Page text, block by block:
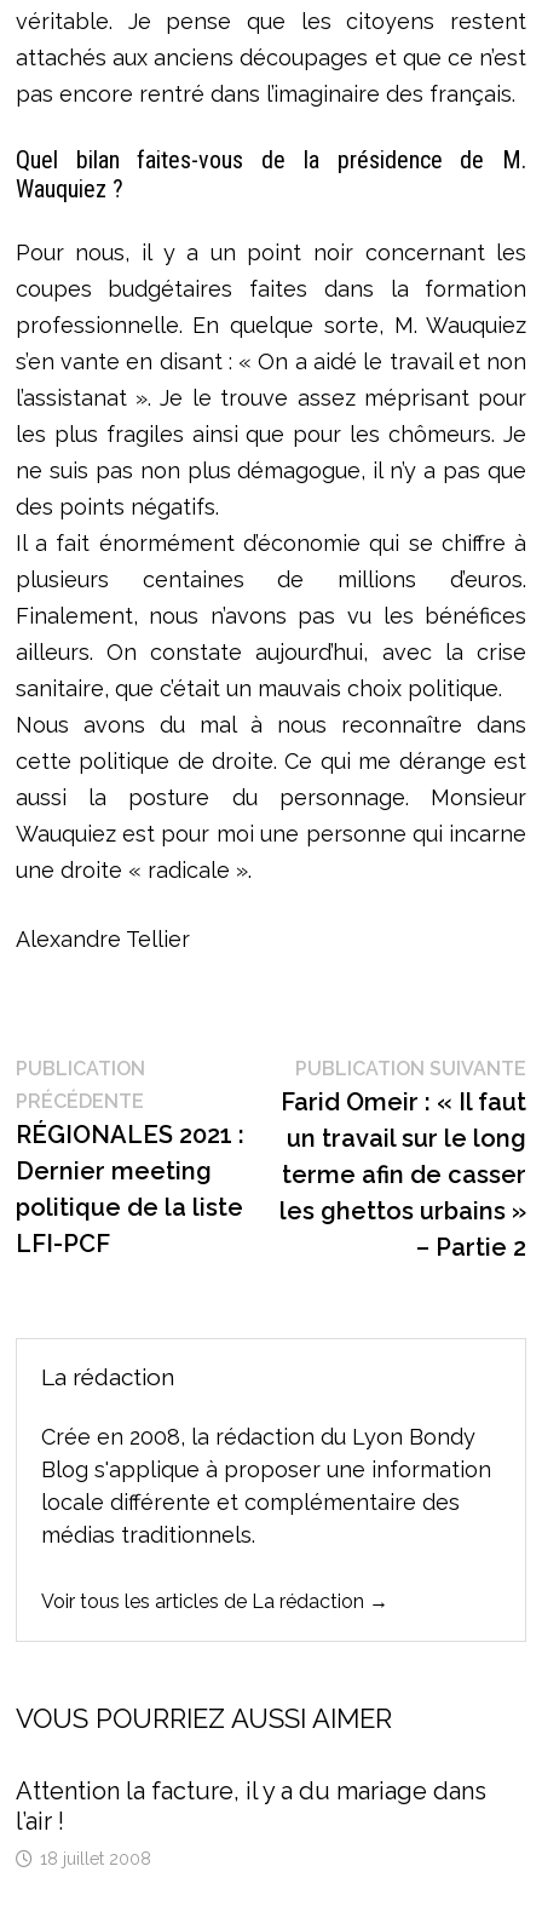
véritable. Je pense que les citoyens restent
attachés aux anciens découpages et que ce n’est
pas encore rentré dans l’imaginaire des français.
Quel bilan faites-vous de la présidence de M.
Wauquiez ?
Pour nous, il y a un point noir concernant les
coupes budgétaires faites dans la formation
professionnelle. En quelque sorte, M. Wauquiez
s’en vante en disant : « On a aidé le travail et non
l’assistanat ». Je le trouve assez méprisant pour
les plus fragiles ainsi que pour les chômeurs. Je
ne suis pas non plus démagogue, il n’y a pas que
des points négatifs.
Il a fait énormément d’économie qui se chiffre à
plusieurs centaines de millions d’euros.
Finalement, nous n’avons pas vu les bénéfices
ailleurs. On constate aujourd’hui, avec la crise
sanitaire, que c’était un mauvais choix politique.
Nous avons du mal à nous reconnaître dans
cette politique de droite. Ce qui me dérange est
aussi la posture du personnage. Monsieur
Wauquiez est pour moi une personne qui incarne
une droite « radicale ».
Alexandre Tellier
Navigation
de
l’article
PUBLICATION
PRÉCÉDENTEPublication
précédente :
RÉGIONALES 2021 :
Dernier meeting
politique de la liste
LFI-PCF
PUBLICATION SUIVANTE
Farid Omeir : « Il faut
un travail sur le long
terme afin de casser
les ghettos urbains »
– Partie 2
La rédaction
Crée en 2008, la rédaction du Lyon Bondy
Blog s'applique à proposer une information
locale différente et complémentaire des
médias traditionnels.
Voir tous les articles de La rédaction →
VOUS POURRIEZ AUSSI AIMER
Attention la facture, il y a du mariage dans
l’air !
18 juillet 2008